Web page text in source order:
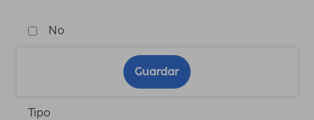
No
Guardar
Tipo